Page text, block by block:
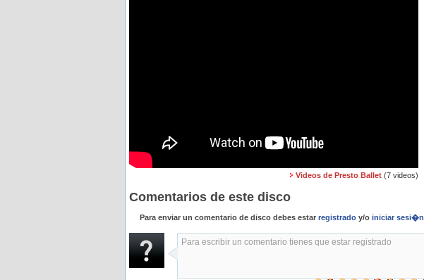
Videos de Presto Ballet (7 videos)
Comentarios de este disco
Para enviar un comentario de disco debes estar registrado y/o iniciar sesi�n